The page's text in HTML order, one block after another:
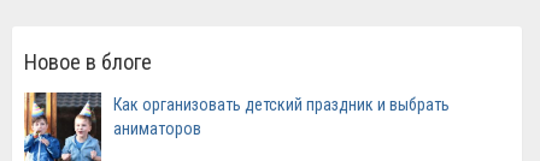
Новое в блоге
Как организовать детский праздник и выбрать
аниматоров